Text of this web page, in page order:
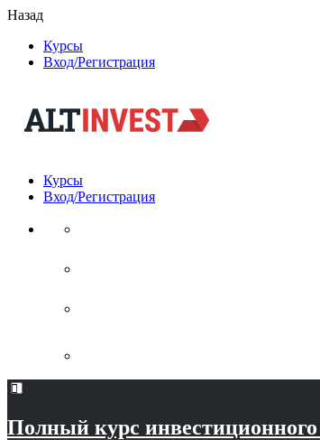
Назад
Курсы
Вход/Регистрация
Курсы
Вход/Регистрация
Полный курс инвестиционного